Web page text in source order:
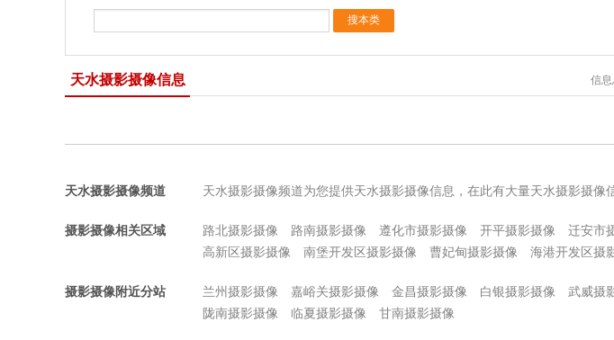
天水摄影摄像信息 信息
天水摄影摄像频道 天水摄影摄像频道为您提供天水摄影摄像信息，在此有大量天水摄影摄像
摄影摄像相关区域 路北摄影摄像 路南摄影摄像 遵化市摄影摄像 开平摄影摄像 迁安市
高新区摄影摄像
南堡开发区摄影摄像 曹妃甸摄影摄像 海港开发区摄
摄影摄像附近分站 兰州摄影摄像 嘉峪关摄影摄像 金昌摄影摄像 白银摄影摄像 武威摄
陇南摄影摄像
临夏摄影摄像 甘南摄影摄像